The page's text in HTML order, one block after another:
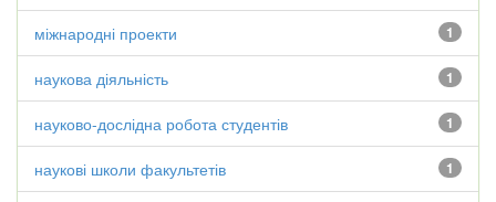
1
міжнародні проекти
1
наукова діяльність
1
науково-дослідна робота студентів
1
наукові школи факультетів